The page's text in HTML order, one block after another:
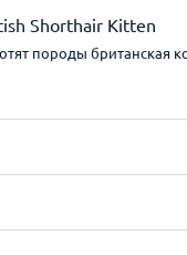
Shorthair Kitten
породы британская